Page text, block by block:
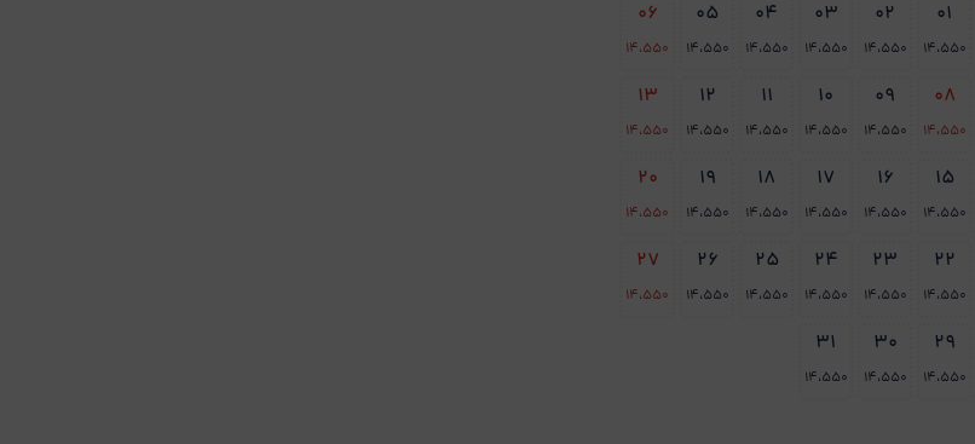
01
14،550
02
14،550
03
14،550
04
14،550
05
14،550
06
14،550
08
14،550
09
14،550
10
14،550
11
14،550
12
14،550
13
14،550
15
14،550
16
14،550
17
14،550
18
14،550
19
14،550
20
14،550
22
14،550
23
14،550
24
14،550
25
14،550
26
14،550
27
14،550
29
14،550
30
14،550
31
14،550